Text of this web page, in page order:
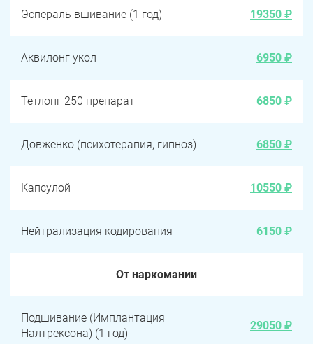
Эспераль вшивание (1 год) 19350 ₽
Аквилонг укол 6950 ₽
Тетлонг 250 препарат 6850 ₽
Довженко (психотерапия, гипноз) 6850 ₽
Капсулой 10550 ₽
Нейтрализация кодирования 6150 ₽
От наркомании
Подшивание (Имплантация
Налтрексона) (1 год)
29050 ₽